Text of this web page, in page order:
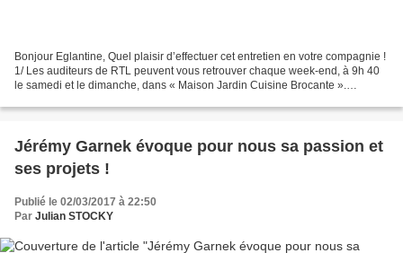
Bonjour Eglantine, Quel plaisir d’effectuer cet entretien en votre compagnie !
1/ Les auditeurs de RTL peuvent vous retrouver chaque week-end, à 9h 40
le samedi et le dimanche, dans « Maison Jardin Cuisine Brocante ».
Jérémy Garnek évoque pour nous sa passion et
ses projets !
Publié le 02/03/2017 à 22:50
Par Julian STOCKY